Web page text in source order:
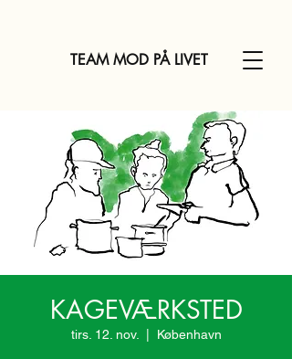
TEAM MOD PÅ LIVET
KAGEVÆRKSTED
tirs. 12. nov. København